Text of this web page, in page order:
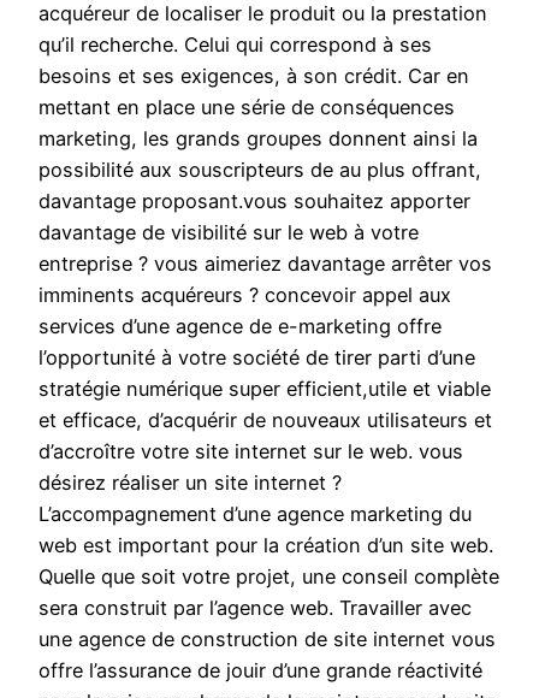
acquéreur de localiser le produit ou la prestation
qu’il recherche. Celui qui correspond à ses
besoins et ses exigences, à son crédit. Car en
mettant en place une série de conséquences
marketing, les grands groupes donnent ainsi la
possibilité aux souscripteurs de au plus offrant,
davantage proposant.vous souhaitez apporter
davantage de visibilité sur le web à votre
entreprise ? vous aimeriez davantage arrêter vos
imminents acquéreurs ? concevoir appel aux
services d’une agence de e-marketing offre
l’opportunité à votre société de tirer parti d’une
stratégie numérique super efficient,utile et viable
et efficace, d’acquérir de nouveaux utilisateurs et
d’accroître votre site internet sur le web. vous
désirez réaliser un site internet ?
L’accompagnement d’une agence marketing du
web est important pour la création d’un site web.
Quelle que soit votre projet, une conseil complète
sera construit par l’agence web. Travailler avec
une agence de construction de site internet vous
offre l’assurance de jouir d’une grande réactivité